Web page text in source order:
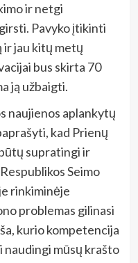
ir netgi
Pavyko įtikinti
ir jau kitų metų
bus skirta 70
ją užbaigti.
naujienos aplankytų
kad Prienų
supratingi ir
Seimo
rinkiminėje
problemas gilinasi
kurio kompetencija
naudingi mūsų krašto